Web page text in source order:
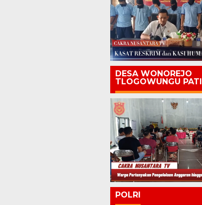
DESA WONOREJO
TLOGOWUNGU PATI
POLRI